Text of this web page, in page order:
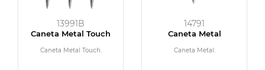
13991B
Caneta Metal Touch
Caneta Metal Touch.
14791
Caneta Metal
Caneta Metal.